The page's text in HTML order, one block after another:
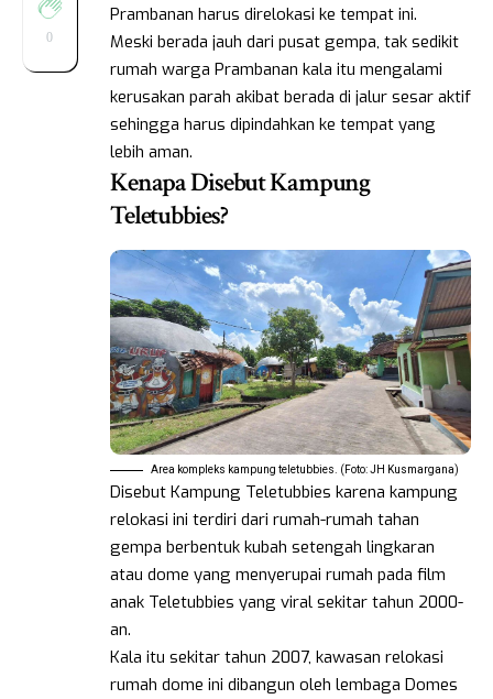
0
Prambanan harus direlokasi ke tempat ini.
Meski berada jauh dari pusat gempa, tak sedikit
rumah warga Prambanan kala itu mengalami
kerusakan parah akibat berada di jalur sesar aktif
sehingga harus dipindahkan ke tempat yang
lebih aman.
Kenapa Disebut Kampung
Teletubbies?
Area kompleks kampung teletubbies. (Foto: JH Kusmargana)
Disebut Kampung Teletubbies karena kampung
relokasi ini terdiri dari rumah-rumah tahan
gempa berbentuk kubah setengah lingkaran
atau dome yang menyerupai rumah pada film
anak Teletubbies yang viral sekitar tahun 2000-
an.
Kala itu sekitar tahun 2007, kawasan relokasi
rumah dome ini dibangun oleh lembaga Domes